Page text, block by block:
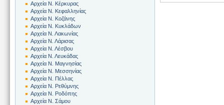
Αρχεία Ν. Κέρκυρας
Αρχεία Ν. Κεφαλληνίας
Αρχεία Ν. Κοζάνης
Αρχεία Ν. Κυκλάδων
Αρχεία Ν. Λακωνίας
Αρχεία Ν. Λάρισας
Αρχεία Ν. Λέσβου
Αρχεία Ν. Λευκάδας
Αρχεία Ν. Μαγνησίας
Αρχεία Ν. Μεσσηνίας
Αρχεία Ν. Πέλλας
Αρχεία Ν. Ρεθύμνης
Αρχεία Ν. Ροδόπης
Αρχεία Ν. Σάμου